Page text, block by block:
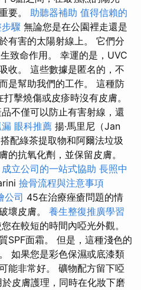
要。 助聽器補助 值得信賴的
驟 無論您是在公園裡走還是
有害的太陽射線上。 它們分
致命作用。 幸運的是，UVC
收。 這些數據是匿名的，不
是幫助我們的工作。 這種防
擊燒傷或皮疹時沒有皮膚。
不僅可以防止有害射線，還
眼科推薦 揚·馬里尼（Jan
配綠茶提取物和阿爾法垃圾
的抗氧化劑，並保留皮膚。
成立公司的一站式協助 長照中
撿骨流程與注意事項
公司 45在治療痤瘡問題的情
壞皮膚。 養生整復推廣學習
在較短的時間內啞光外觀。
SPF面霜。 但是，這種淺色的
如果您是彩色保濕或底漆類
能非常好。 礦物配方留下啞
皮膚護理，同時在化妝下磨